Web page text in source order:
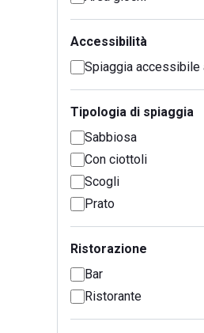
Accessibilità
Spiaggia accessibile
Tipologia di spiaggia
Sabbiosa
Con ciottoli
Scogli
Prato
Ristorazione
Bar
Ristorante